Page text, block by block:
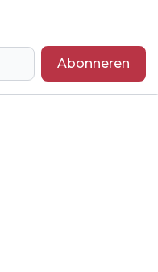
Abonneren